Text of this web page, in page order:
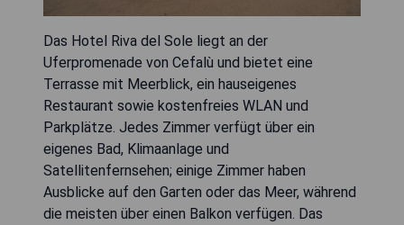
Das Hotel Riva del Sole liegt an der
Uferpromenade von Cefalù und bietet eine
Terrasse mit Meerblick, ein hauseigenes
Restaurant sowie kostenfreies WLAN und
Parkplätze. Jedes Zimmer verfügt über ein
eigenes Bad, Klimaanlage und
Satellitenfernsehen; einige Zimmer haben
Ausblicke auf den Garten oder das Meer, während
die meisten über einen Balkon verfügen. Das